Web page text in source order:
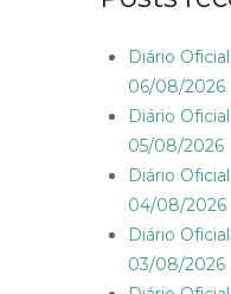
Diário
06/08/2026
Diário
05/08/2026
Diário
04/08/2026
Diário
03/08/2026